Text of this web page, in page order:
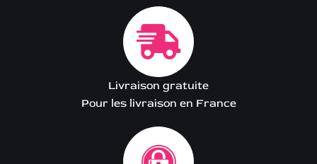
Livraison gratuite
Pour les livraison en France